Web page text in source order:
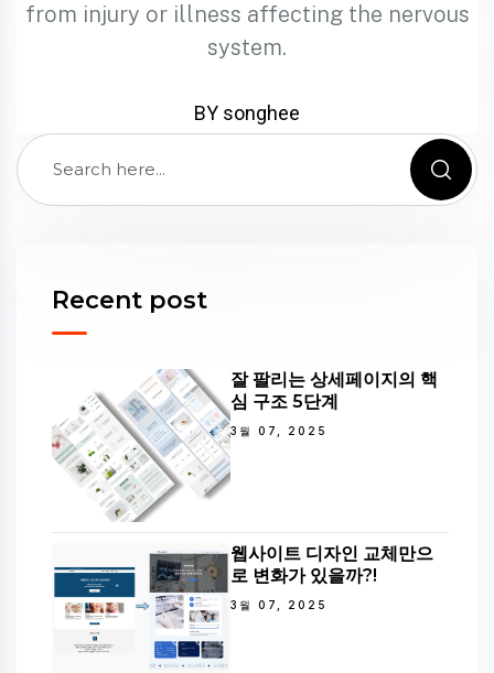
from injury or illness affecting the nervous
system.
BY songhee
Recent post
잘 팔리는 상세페이지의 핵
심 구조 5단계
3월 07, 2025
웹사이트 디자인 교체만으
로 변화가 있을까?!
3월 07, 2025